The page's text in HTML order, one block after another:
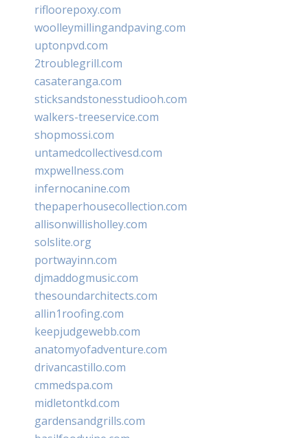
rifloorepoxy.com
woolleymillingandpaving.com
uptonpvd.com
2troublegrill.com
casateranga.com
sticksandstonesstudiooh.com
walkers-treeservice.com
shopmossi.com
untamedcollectivesd.com
mxpwellness.com
infernocanine.com
thepaperhousecollection.com
allisonwillisholley.com
solslite.org
portwayinn.com
djmaddogmusic.com
thesoundarchitects.com
allin1roofing.com
keepjudgewebb.com
anatomyofadventure.com
drivancastillo.com
cmmedspa.com
midletontkd.com
gardensandgrills.com